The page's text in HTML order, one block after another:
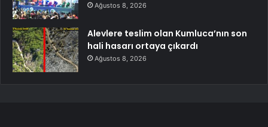
Ağustos 8, 2026
Alevlere teslim olan Kumluca’nın son
hali hasarı ortaya çıkardı
Ağustos 8, 2026